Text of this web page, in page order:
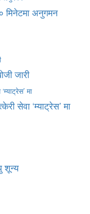
मिनेटमा अनुगमन
जारी
सेवा ‘म्याट्रेस’ मा
शून्य